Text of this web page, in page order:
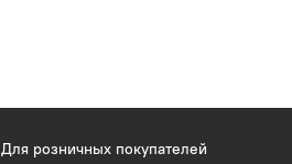
Для розничных покупателей